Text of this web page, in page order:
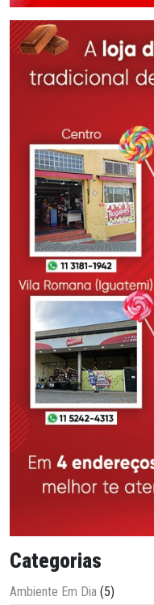
Categorias
Ambiente Em Dia (5)